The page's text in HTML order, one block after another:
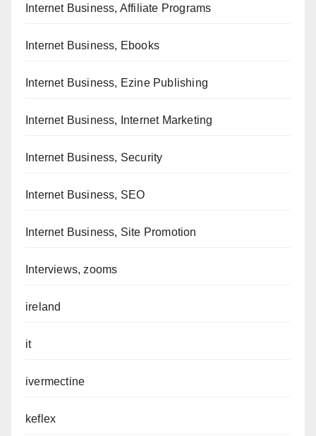
Internet Business, Affiliate Programs
Internet Business, Ebooks
Internet Business, Ezine Publishing
Internet Business, Internet Marketing
Internet Business, Security
Internet Business, SEO
Internet Business, Site Promotion
Interviews, zooms
ireland
it
ivermectine
keflex